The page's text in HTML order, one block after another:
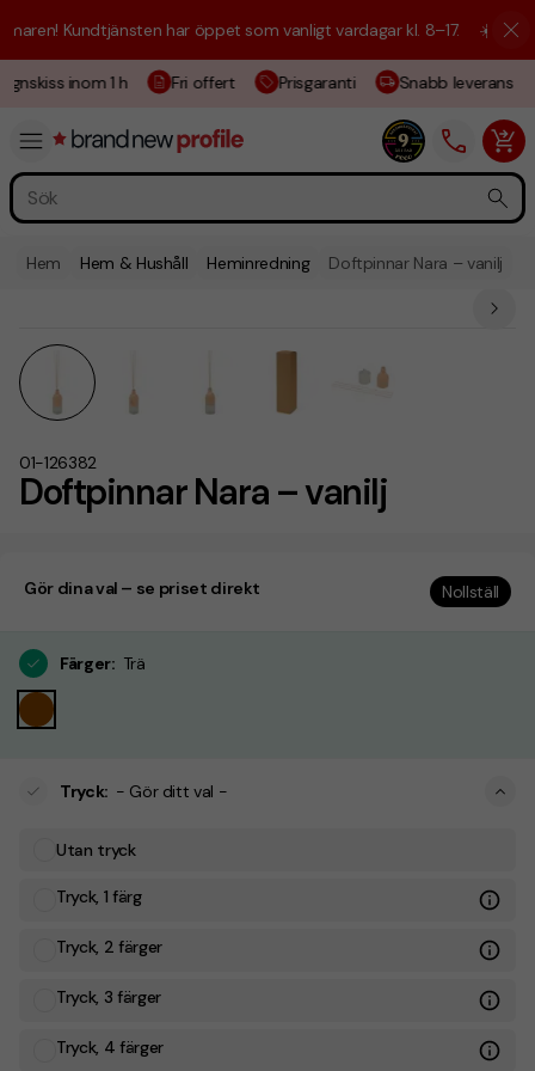
Kundtjänsten har öppet som vanligt vardagar kl. 8–17. ☀️ Vi är här
inom 1 h Fri offert Prisgaranti Snabb leverans
Hem Hem & Hushåll Heminredning Doftpinnar Nara – vanilj
Doftpinnar Nara – vanilj
01-126382
Gör dina val – se priset direkt Nollställ
Färger: Trä
Tryck: - Gör ditt val -
Utan tryck
Tryck, 1 färg
Tryck, 2 färger
Tryck, 3 färger
Tryck, 4 färger